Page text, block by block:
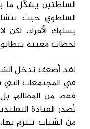
السلطتين يشكّل ما
السلطوي حيث
بسلوك الأفراد،
لحظات معينة
لقد أضعف تدخل
في المجتمعات التي
فقط من المظالم،
تُصدر القيادة
من الشباب تلتزم